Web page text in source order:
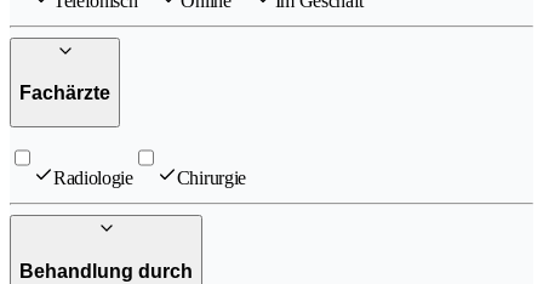
Fachärzte
Radiologie Chirurgie
Behandlung durch